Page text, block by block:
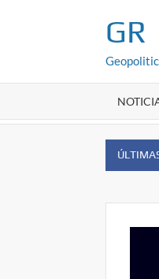
GR
Escobosa Serrano:Cruz